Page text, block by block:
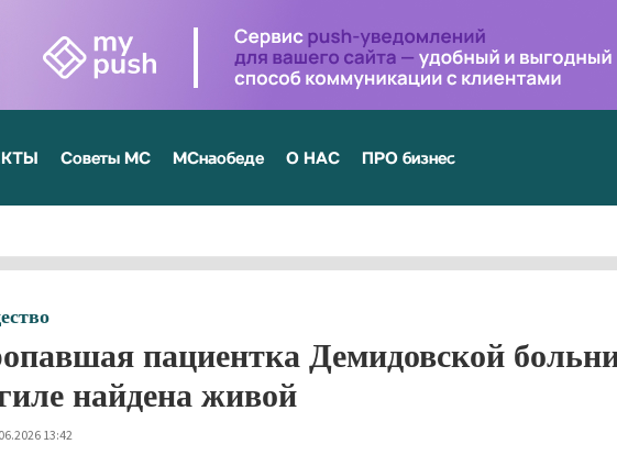
Советы МС МСнаобеде О НАС ПРО бизнес
пациентка Демидовской
найдена живой
13:42